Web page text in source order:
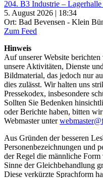
204. B3 Industrie –
5. August 2026 | 18:34
Ort: Bad Bevensen - Klein
Zum Feed
Hinweis
Auf unserer Website
unsere Aktivitäten, Dienste
Bildmaterial, das jedoch nur
dies zulässt. Wir halten uns
Pressekodex, insbesondere
Sollten Sie Bedenken
oder Berichte haben, bitten
Webmaster unter
Aus Gründen der besseren
Personenbezeichnungen und
der Regel die männliche
Sinne der Gleichbehandlung
Diese verkürzte Sprachform